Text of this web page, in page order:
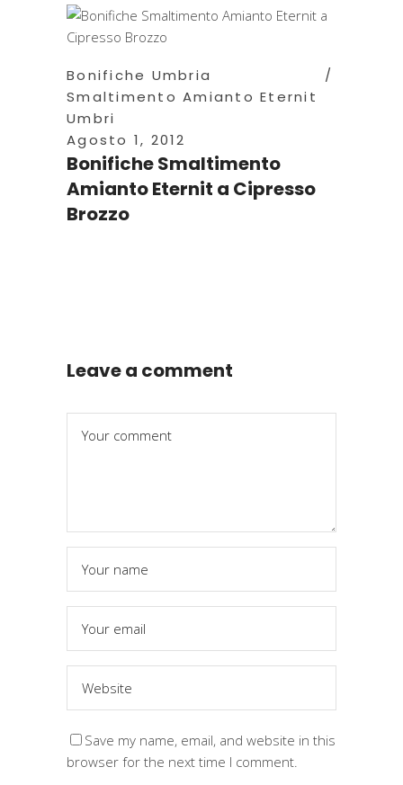
Bonifiche Umbria
Smaltimento Amianto Eternit
Umbri
Agosto 1, 2012
Bonifiche Smaltimento
Amianto Eternit a Cipresso
Brozzo
Leave a comment
Save my name, email, and website in this
browser for the next time I comment.